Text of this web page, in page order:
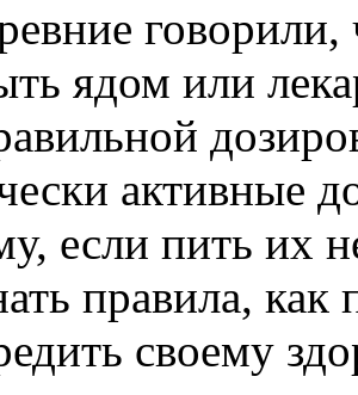
ядом или
активные
если пить их
правила,
своему